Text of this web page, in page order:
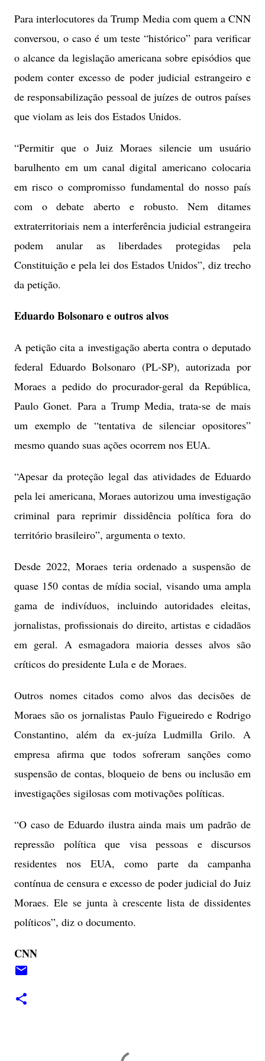
Para interlocutores da Trump Media com quem a CNN
conversou, o caso é um teste “histórico” para verificar
o alcance da legislação americana sobre episódios que
podem conter excesso de poder judicial estrangeiro e
de responsabilização pessoal de juízes de outros países
que violam as leis dos Estados Unidos.
“Permitir que o Juiz Moraes silencie um usuário
barulhento em um canal digital americano colocaria
em risco o compromisso fundamental do nosso país
com o debate aberto e robusto. Nem ditames
extraterritoriais nem a interferência judicial estrangeira
podem anular as liberdades protegidas pela
Constituição e pela lei dos Estados Unidos”, diz trecho
da petição.
Eduardo Bolsonaro e outros alvos
A petição cita a investigação aberta contra o deputado
federal Eduardo Bolsonaro (PL-SP), autorizada por
Moraes a pedido do procurador-geral da República,
Paulo Gonet. Para a Trump Media, trata-se de mais
um exemplo de “tentativa de silenciar opositores”
mesmo quando suas ações ocorrem nos EUA.
“Apesar da proteção legal das atividades de Eduardo
pela lei americana, Moraes autorizou uma investigação
criminal para reprimir dissidência política fora do
território brasileiro”, argumenta o texto.
Desde 2022, Moraes teria ordenado a suspensão de
quase 150 contas de mídia social, visando uma ampla
gama de indivíduos, incluindo autoridades eleitas,
jornalistas, profissionais do direito, artistas e cidadãos
em geral. A esmagadora maioria desses alvos são
críticos do presidente Lula e de Moraes.
Outros nomes citados como alvos das decisões de
Moraes são os jornalistas Paulo Figueiredo e Rodrigo
Constantino, além da ex-juíza Ludmilla Grilo. A
empresa afirma que todos sofreram sanções como
suspensão de contas, bloqueio de bens ou inclusão em
investigações sigilosas com motivações políticas.
“O caso de Eduardo ilustra ainda mais um padrão de
repressão política que visa pessoas e discursos
residentes nos EUA, como parte da campanha
contínua de censura e excesso de poder judicial do Juiz
Moraes. Ele se junta à crescente lista de dissidentes
políticos”, diz o documento.
CNN